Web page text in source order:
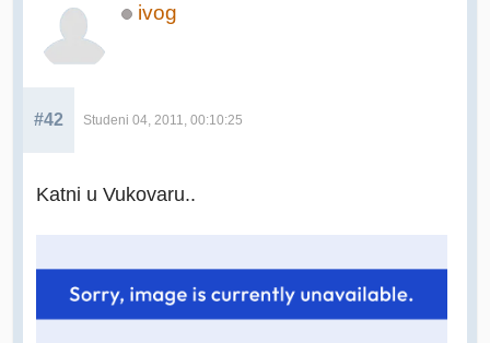
ivog
#42 Studeni 04, 2011, 00:10:25
Katni u Vukovaru..